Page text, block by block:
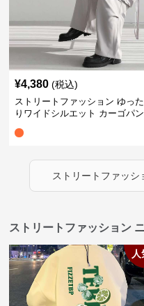
¥4,380 (税込)
ストリートファッション ゆった
りワイドシルエット カーゴパン
ストリートファッシ
ストリートファッション
人